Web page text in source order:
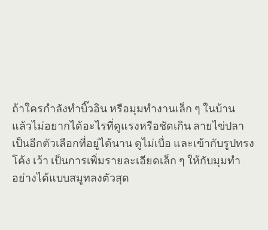
ถ้าใครกำลังทำบิ๊วอิน หรือมุมทำงานเล็ก ๆ ในบ้าน
แล้วไม่อยากได้อะไรที่ดูแรงหรือชัดเกิน ลายไข่ปลา
เป็นอีกตัวเลือกที่อยู่ได้นาน ดูไม่เบื่อ และเข้ากับรูปทรง
โค้ง เว้า เป็นการเพิ่มรายละเอียดเล็ก ๆ ให้กับมุมทำ
อย่างได้แบบสมูทลงตัวสุด